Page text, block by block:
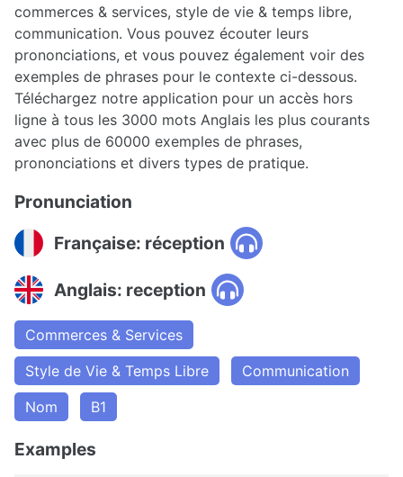
commerces & services, style de vie & temps libre,
communication. Vous pouvez écouter leurs
prononciations, et vous pouvez également voir des
exemples de phrases pour le contexte ci-dessous.
Téléchargez notre application pour un accès hors
ligne à tous les 3000 mots Anglais les plus courants
avec plus de 60000 exemples de phrases,
prononciations et divers types de pratique.
Pronunciation
Française: réception
Anglais: reception
Commerces & Services
Style de Vie & Temps Libre
Communication
Nom
B1
Examples